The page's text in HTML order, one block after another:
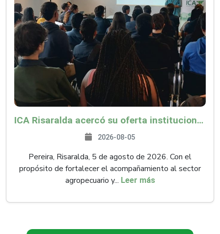
ICA Risaralda acercó su oferta institucional a productores y emprendedores en Expocamello
2026-08-05
Pereira, Risaralda, 5 de agosto de 2026. Con el
propósito de fortalecer el acompañamiento al sector
agropecuario y... Leer más